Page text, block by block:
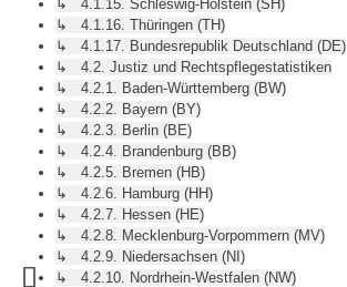
↳ 4.1.15. Schleswig-Holstein (SH)
↳ 4.1.16. Thüringen (TH)
↳ 4.1.17. Bundesrepublik Deutschland (DE)
↳ 4.2. Justiz und Rechtspflegestatistiken
↳ 4.2.1. Baden-Württemberg (BW)
↳ 4.2.2. Bayern (BY)
↳ 4.2.3. Berlin (BE)
↳ 4.2.4. Brandenburg (BB)
↳ 4.2.5. Bremen (HB)
↳ 4.2.6. Hamburg (HH)
↳ 4.2.7. Hessen (HE)
↳ 4.2.8. Mecklenburg-Vorpommern (MV)
↳ 4.2.9. Niedersachsen (NI)
↳ 4.2.10. Nordrhein-Westfalen (NW)